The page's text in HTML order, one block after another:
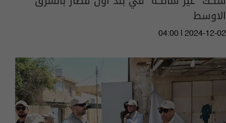
الاوسط
04:00 | 2024-12-02